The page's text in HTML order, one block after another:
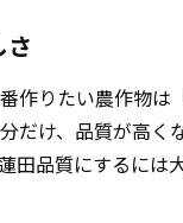
さ
作りたい農作物は
だけ、品質が高く
田品質にするには